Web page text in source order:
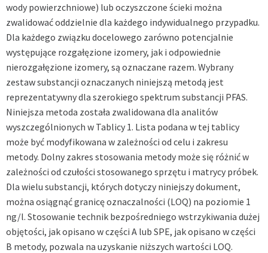
wody powierzchniowe) lub oczyszczone ścieki można
zwalidować oddzielnie dla każdego indywidualnego przypadku.
Dla każdego związku docelowego zarówno potencjalnie
występujące rozgałęzione izomery, jak i odpowiednie
nierozgałęzione izomery, są oznaczane razem. Wybrany
zestaw substancji oznaczanych niniejszą metodą jest
reprezentatywny dla szerokiego spektrum substancji PFAS.
Niniejsza metoda została zwalidowana dla analitów
wyszczególnionych w Tablicy 1. Lista podana w tej tablicy
może być modyfikowana w zależności od celu i zakresu
metody. Dolny zakres stosowania metody może się różnić w
zależności od czułości stosowanego sprzętu i matrycy próbek.
Dla wielu substancji, których dotyczy niniejszy dokument,
można osiągnąć granicę oznaczalności (LOQ) na poziomie 1
ng/l. Stosowanie technik bezpośredniego wstrzykiwania dużej
objętości, jak opisano w części A lub SPE, jak opisano w części
B metody, pozwala na uzyskanie niższych wartości LOQ.